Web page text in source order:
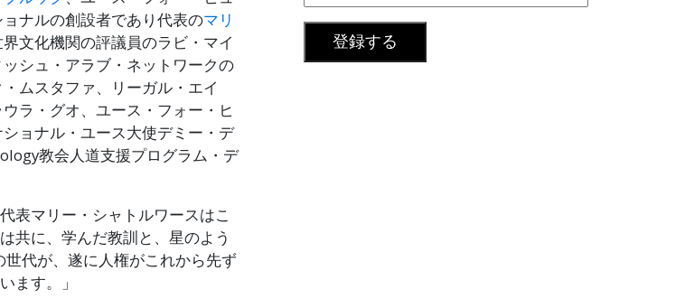
ナルの創設者であり代表のマリ
界文化機関の評議員のラビ・マイ
シュ・アラブ・ネットワークの
ムスタファ、リーガル・エイ
ラ・グオ、ユース・フォー・ヒ
ョナル・ユース大使デミー・デ
教会人道支援プログラム・デ
表マリー・シャトルワースはこ
共に、学んだ教訓と、星のよう
代が、遂に人権がこれから先ず
ます。」
登録する